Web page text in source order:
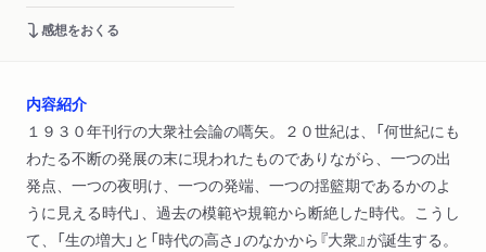
感想をおくる
内容紹介
１９３０年刊行の大衆社会論の嚆矢。２０世紀は、「何世紀にも
わたる不断の発展の末に現われたものでありながら、一つの出
発点、一つの夜明け、一つの発端、一つの揺籃期であるかのよ
うに見える時代」、過去の模範や規範から断絶した時代。こうし
て、「生の増大」と「時代の高さ」のなかから『大衆』が誕生する。